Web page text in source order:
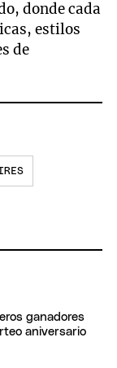
donde cada
estilos
de
ganadores
aniversario